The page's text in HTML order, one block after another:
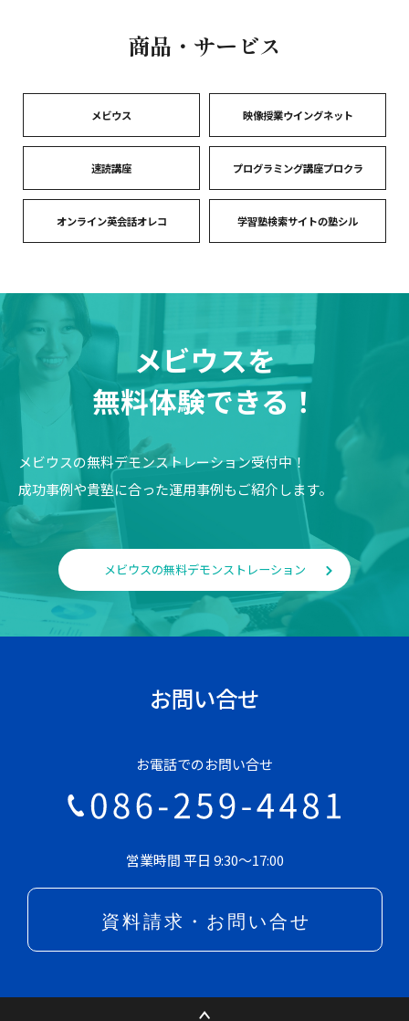
商品・サービス
メビウス 映像授業ウイングネット
速読講座 プログラミング講座プロクラ
オンライン英会話オレコ 学習塾検索サイトの塾シル
メビウスを
無料体験できる！
メビウスの無料デモンストレーション受付中！
成功事例や貴塾に合った運用事例もご紹介します。
メビウスの無料デモンストレーション
お問い合せ
お電話でのお問い合せ
営業時間 平日 9:30～17:00